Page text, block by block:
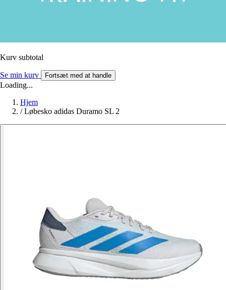
Kurv subtotal
Se min kurv Fortsæt med at handle
Loading...
Hjem
/ Løbesko adidas Duramo SL 2